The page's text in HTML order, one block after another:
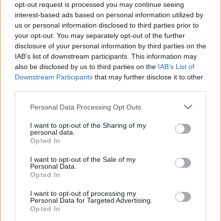
opt-out request is processed you may continue seeing
interest-based ads based on personal information utilized by
us or personal information disclosed to third parties prior to
your opt-out. You may separately opt-out of the further
disclosure of your personal information by third parties on the
IAB’s list of downstream participants. This information may
also be disclosed by us to third parties on the IAB’s List of
Downstream Participants that may further disclose it to other
Personal Data Processing Opt Outs
I want to opt-out of the Sharing of my
personal data.
Opted In
I want to opt-out of the Sale of my
Personal Data.
Opted In
I want to opt-out of processing my
Personal Data for Targeted Advertising.
Opted In
szło mu całkiem okej, choć nigdy nie udało się dotrzeć
nawet na podium. Po roku Czajek zasilił szeregi
Vitality.Bee, którego częścią był dwa lata. I pod
skrzydłami Pszczół wyniki były już zdecydowanie lepsze,
zwłaszcza w minionym sezonie. VITB zdołało bowiem
nie tylko zdobyć brązowy medal Ligue Française de
LoL, ale przede wszystkim zgarnąć wicemistrzostwo
EMEA Masters.
Czajek jedynym Polakiem w
rozgrywkach?
Nieco ponad dwa miesiące temu pojawiły się
zaskakujące plotki na temat przyszłości Czajki. Rodzimy
midlaner rzekomo miał otrzymać awans do głównego
składu Vitality występującego w LEC. Jak widać,
wszystko się potwierdziło, gdyż dzisiaj właśnie Czajek
zostałoficjalnie ogłoszonyczęścią pierwszej dywizji